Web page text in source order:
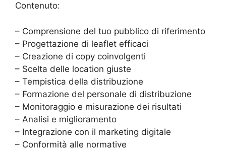
Contenuto:
– Comprensione del tuo pubblico di riferimento
– Progettazione di leaflet efficaci
– Creazione di copy coinvolgenti
– Scelta delle location giuste
– Tempistica della distribuzione
– Formazione del personale di distribuzione
– Monitoraggio e misurazione dei risultati
– Analisi e miglioramento
– Integrazione con il marketing digitale
– Conformità alle normative